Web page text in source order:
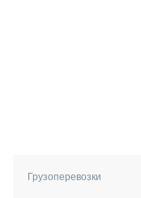
Грузоперевозки